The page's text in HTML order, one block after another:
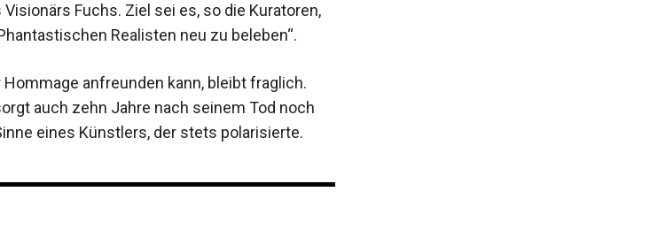
Fuchs. Ziel sei es, so die Kuratoren,
Realisten neu zu beleben“.
anfreunden kann, bleibt fraglich.
auch zehn Jahre nach seinem Tod noch
eines Künstlers, der stets polarisierte.